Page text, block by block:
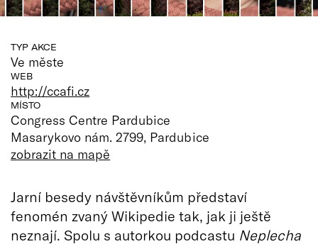
TYP AKCE
Ve měste
WEB
http://ccafi.cz
MÍSTO
Congress Centre Pardubice
Masarykovo nám. 2799, Pardubice
zobrazit na mapě
Jarní besedy návštěvníkům představí
fenomén zvaný Wikipedie tak, jak ji ještě
neznají. Spolu s autorkou podcastu Neplecha